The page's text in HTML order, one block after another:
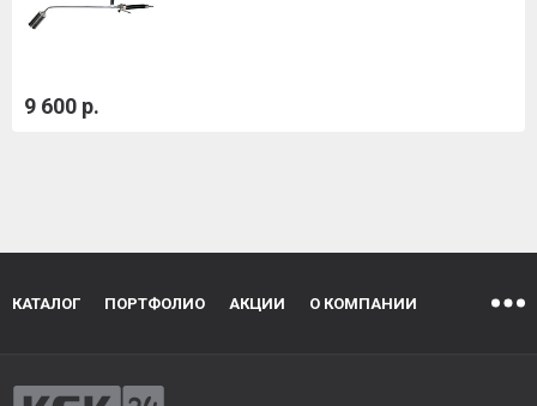
9 600 р.
КАТАЛОГ ПОРТФОЛИО АКЦИИ О КОМПАНИИ